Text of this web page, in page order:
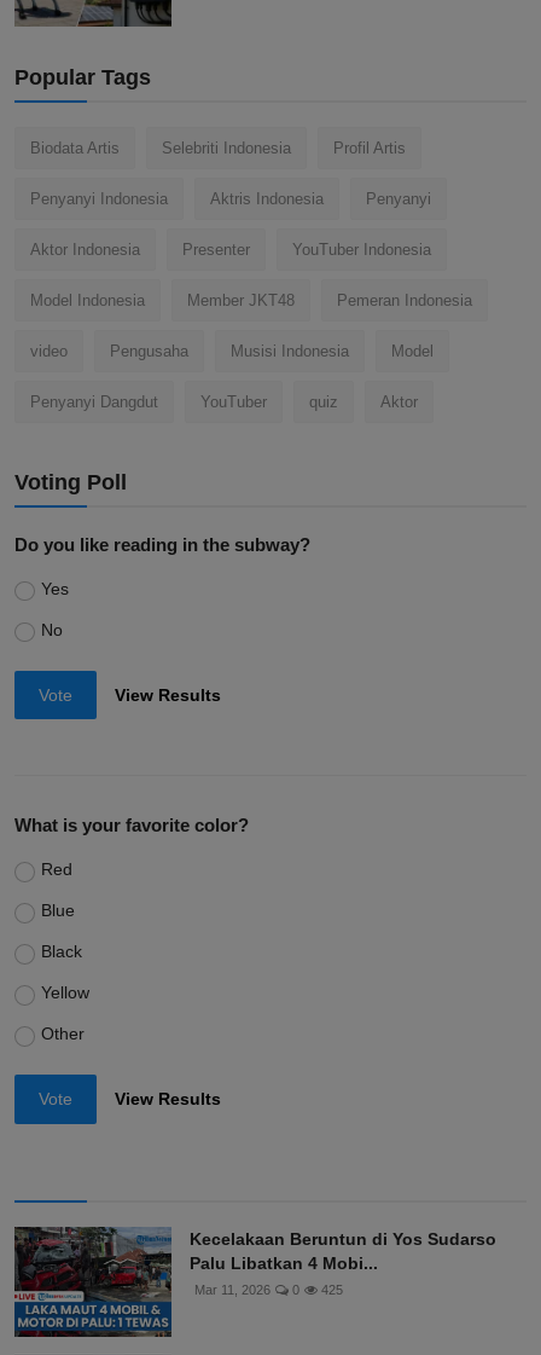
Popular Tags
Biodata Artis Selebriti Indonesia Profil Artis
Penyanyi Indonesia Aktris Indonesia Penyanyi
Aktor Indonesia Presenter YouTuber Indonesia
Model Indonesia Member JKT48 Pemeran Indonesia
video Pengusaha Musisi Indonesia Model
Penyanyi Dangdut YouTuber quiz Aktor
Voting Poll
Do you like reading in the subway?
Yes
No
Vote View Results
What is your favorite color?
Red
Blue
Black
Yellow
Other
Vote View Results
Kecelakaan Beruntun di Yos Sudarso
Palu Libatkan 4 Mobi...
Mar 11, 2026 0 425